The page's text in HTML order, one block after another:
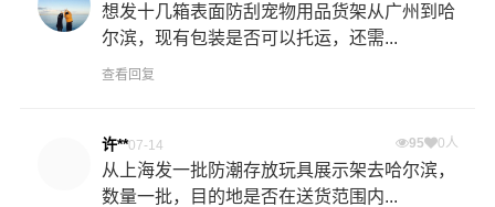
想发十几箱表面防刮宠物用品货架从广州到哈
尔滨，现有包装是否可以托运，还需...
查看回复
许**07-14 95 0人
从上海发一批防潮存放玩具展示架去哈尔滨，
数量一批，目的地是否在送货范围内...